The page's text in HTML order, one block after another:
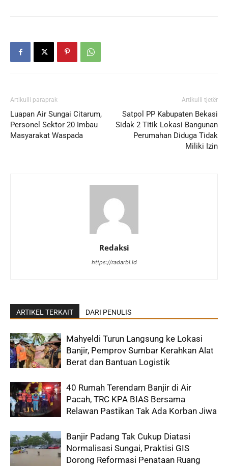
Artikulli paraprak
Luapan Air Sungai Citarum,
Personel Sektor 20 Imbau
Masyarakat Waspada
Artikulli tjetër
Satpol PP Kabupaten Bekasi
Sidak 2 Titik Lokasi Bangunan
Perumahan Diduga Tidak
Miliki Izin
Redaksi
https://radarbi.id
ARTIKEL TERKAIT DARI PENULIS
Mahyeldi Turun Langsung ke Lokasi
Banjir, Pemprov Sumbar Kerahkan Alat
Berat dan Bantuan Logistik
40 Rumah Terendam Banjir di Air
Pacah, TRC KPA BIAS Bersama
Relawan Pastikan Tak Ada Korban Jiwa
Banjir Padang Tak Cukup Diatasi
Normalisasi Sungai, Praktisi GIS
Dorong Reformasi Penataan Ruang